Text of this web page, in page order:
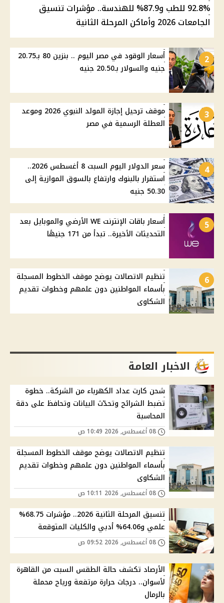
92.8% للطب و87.9% للهندسة.. مؤشرات تنسيق
الجامعات 2026 وأماكن المرحلة الثانية
2
أسعار الوقود في مصر اليوم .. بنزين 80 بـ20.75
جنيه والسولار بـ20.50 جنيه
3
موقف ترحيل إجازة المولد النبوي 2026 وموعد
العطلة الرسمية في مصر
4
سعر الدولار اليوم السبت 8 أغسطس 2026..
استقرار بالبنوك وارتفاع بالسوق الموازية إلى
50.30 جنيه
5
أسعار باقات الإنترنت WE الأرضي والموبايل بعد
التحديثات الأخيرة.. تبدأ من 171 جنيهًا
6
تنظيم الاتصالات يوضح موقف الخطوط المسجلة
بأسماء المواطنين دون علمهم وخطوات تقديم
الشكاوى
الاخبار العامة
شحن كارت عداد الكهرباء من الشركة.. خطوة
تضبط الشرائح وتحدّث البيانات وتحافظ على دقة
المحاسبة
تنظيم الاتصالات يوضح موقف الخطوط المسجلة
بأسماء المواطنين دون علمهم وخطوات تقديم
الشكاوى
تنسيق المرحلة الثانية 2026.. مؤشرات 68.75%
علمي و64.06% أدبي والكليات المتوقعة
الأرصاد تكشف حالة الطقس السبت من القاهرة
لأسوان.. درجات حرارة مرتفعة ورياح محملة
بالرمال